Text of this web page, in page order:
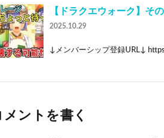
【ドラクエウォーク】そ
2025.10.29
↓メンバーシップ登録URL↓
メントを書く